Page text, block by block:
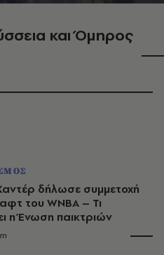
και Όμηρος
δήλωσε συμμετοχή
του WNBA – Τι
η Ένωση παικτριών